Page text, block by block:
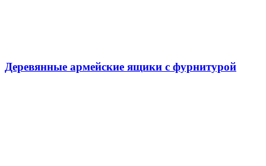
Деревянные армейские ящики с фурнитурой